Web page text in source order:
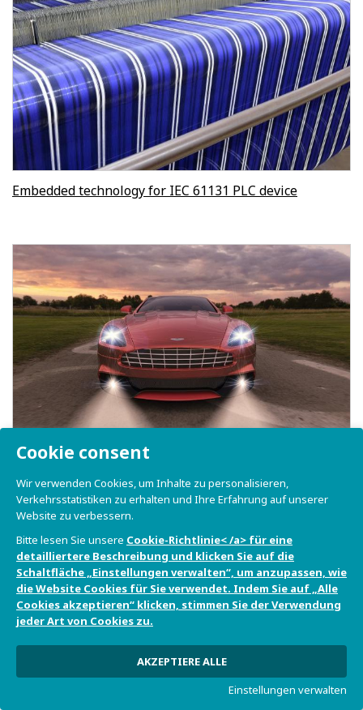
Embedded technology for IEC 61131 PLC device
Paralleles Dual-Screen-Display-Video für
Cookie consent
Wir verwenden Cookies, um Inhalte zu personalisieren,
Verkehrsstatistiken zu erhalten und Ihre Erfahrung auf unserer
Website zu verbessern.
Bitte lesen Sie unsere Cookie-Richtlinie< /a> für eine
detailliertere Beschreibung und klicken Sie auf die
Schaltfläche „Einstellungen verwalten“, um anzupassen, wie
die Website Cookies für Sie verwendet. Indem Sie auf „Alle
Cookies akzeptieren“ klicken, stimmen Sie der Verwendung
jeder Art von Cookies zu.
AKZEPTIERE ALLE
Einstellungen verwalten